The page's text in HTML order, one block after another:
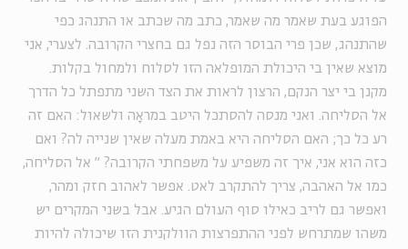
הפוגע בעת שאמר מה שאמר, כתב מה שכתב או התנהג כפי
שהתנהג, שכן פרי הבוסר הזה נפל גם בחצרי הקרובה. לצערי, אני
מוצא שאין בי היכולת המופלאה הזו לסלוח ולמחול בקלות.
מקנן בי יצר הנקם, הרצון לראות את הצד השני מתפתל כל הדרך
אל הסליחה. ואני מנסה להסתכל היטב במראָה ולשאול: האם זה
רע כל כך; האם הסליחה היא באמת מעלה שאין שנייה לה? ואם
כזה הוא אני, איך זה משפיע על משפחתי הקרובה? " אל הסליחה,
כמו אל האהבה, צריך להתקרב לאט. אפשר לאהוב חזק ומהר,
ואפשר גם לריב כאילו סוף העולם הגיע. אבל בשני המקרים יש
משהו שמתרחש לפני ההתפרצות הוולקנית הזו שיכולה להיות